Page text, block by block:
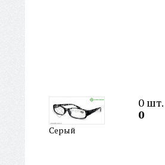
Серый
0шт.
0